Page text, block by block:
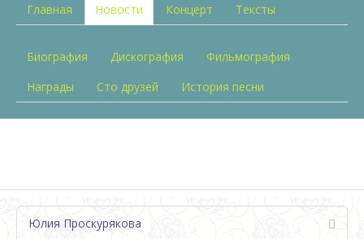
Главная Новости Концерт Тексты
Биография Дискография
Фильмография
Награды
Сто друзей История песни
Юлия Проскурякова